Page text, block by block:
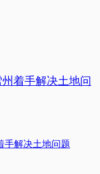
着手解决土地问